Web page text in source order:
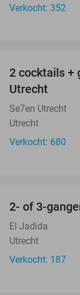
Verkocht: 352
2 cocktails +
Utrecht
Se7en Utrecht
Utrecht
Verkocht: 680
2- of 3-
El Jadida
Utrecht
Verkocht: 187